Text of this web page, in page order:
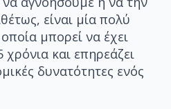
είναι μία πολύ
μπορεί να έχει
χρόνια και επηρεάζει
δυνατότητες ενός